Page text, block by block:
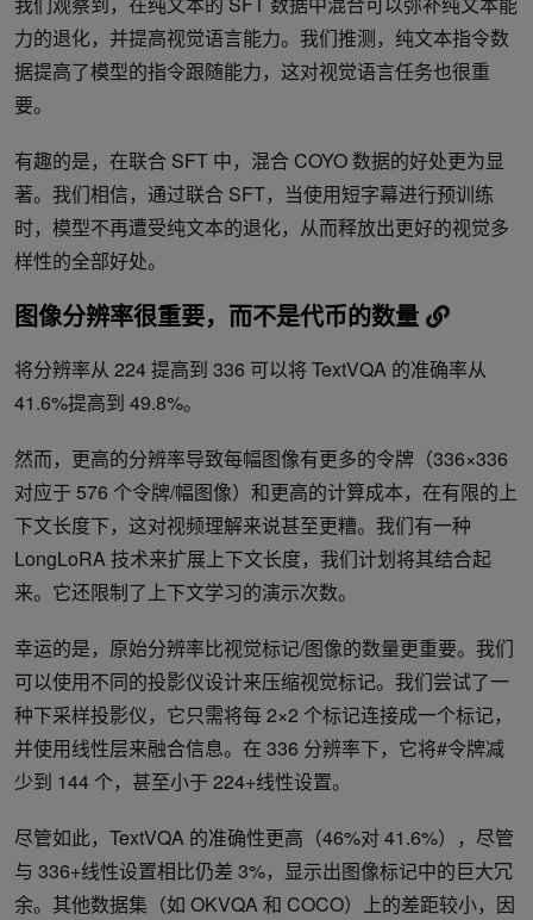
力的退化，并提高视觉语言能力。我们推测，纯文本指令数
据提高了模型的指令跟随能力，这对视觉语言任务也很重
要。
有趣的是，在联合 SFT 中，混合 COYO 数据的好处更为显
著。我们相信，通过联合 SFT，当使用短字幕进行预训练
时，模型不再遭受纯文本的退化，从而释放出更好的视觉多
样性的全部好处。
图像分辨率很重要，而不是代币的数量
将分辨率从 224 提高到 336 可以将 TextVQA 的准确率从
41.6%提高到 49.8%。
然而，更高的分辨率导致每幅图像有更多的令牌（336×336
对应于 576 个令牌/幅图像）和更高的计算成本，在有限的上
下文长度下，这对视频理解来说甚至更糟。我们有一种
LongLoRA 技术来扩展上下文长度，我们计划将其结合起
来。它还限制了上下文学习的演示次数。
幸运的是，原始分辨率比视觉标记/图像的数量更重要。我们
可以使用不同的投影仪设计来压缩视觉标记。我们尝试了一
种下采样投影仪，它只需将每 2×2 个标记连接成一个标记，
并使用线性层来融合信息。在 336 分辨率下，它将#令牌减
少到 144 个，甚至小于 224+线性设置。
尽管如此，TextVQA 的准确性更高（46%对 41.6%），尽管
与 336+线性设置相比仍差 3%，显示出图像标记中的巨大冗
余。其他数据集（如 OKVQA 和 COCO）上的差距较小，因